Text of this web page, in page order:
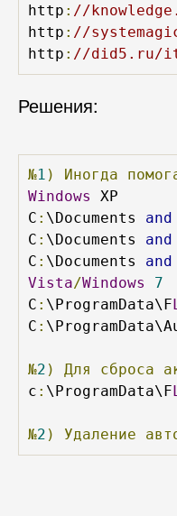
http : //
http : //
http : //did5.ru/it/
Решения:
№1 ) Иногда
Windows
XP
C : \Documents and
C : \Documents and
C : \Documents and
Vista/Windows
7
C : \ProgramData\F
C :
№2 ) Для сброса
c : \ProgramData\F
№2 ) Удаление